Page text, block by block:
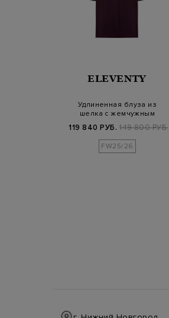
ELEVENTY
Удлиненная блуза из
шелка с жемчужным
119 840 РУБ. 149 800 РУБ.
FW25/26